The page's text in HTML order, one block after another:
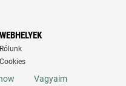
WEBHELYEK
Rólunk
Cookies
Vagyaim